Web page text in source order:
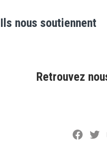
Ils nous soutiennent
Retrouvez